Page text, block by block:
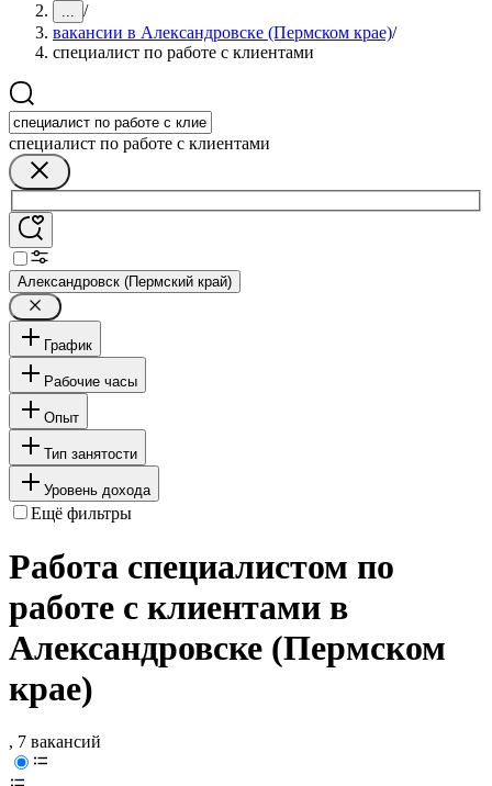
... /
вакансии в Александровске (Пермском крае)/
специалист по работе с клиентами
специалист по работе с клиентами
Александровск (Пермский край)
График
Рабочие часы
Опыт
Тип занятости
Уровень дохода
Ещё фильтры
Работа специалистом по
работе с клиентами в
Александровске (Пермском
крае)
, 7 вакансий